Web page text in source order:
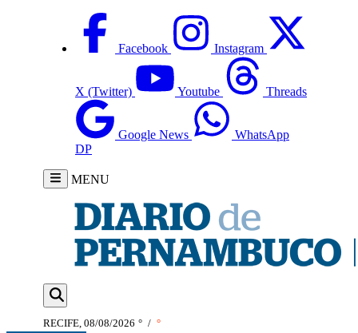
Facebook Instagram
X (Twitter) Youtube Threads
Google News
WhatsApp
DP
MENU
RECIFE, 08/08/2026 ° / °